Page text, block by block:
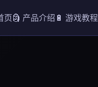
页🗿 产品介绍 🔋 游戏教程